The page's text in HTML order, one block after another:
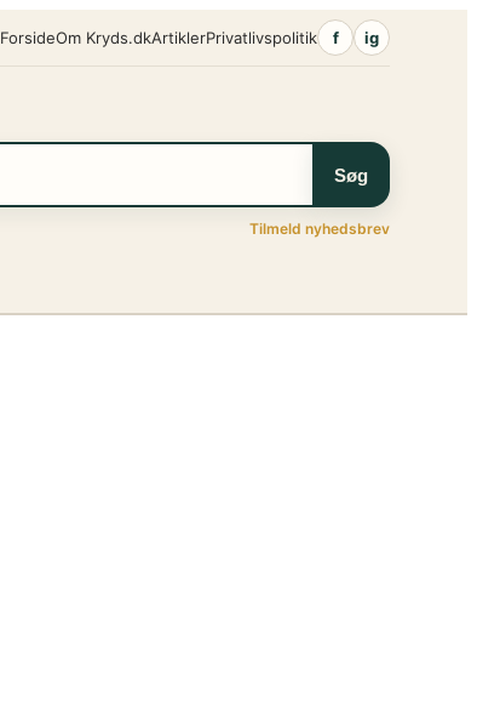
ForsideOm Kryds.dkArtiklerPrivatlivspolitik f ig
Søg
Tilmeld nyhedsbrev